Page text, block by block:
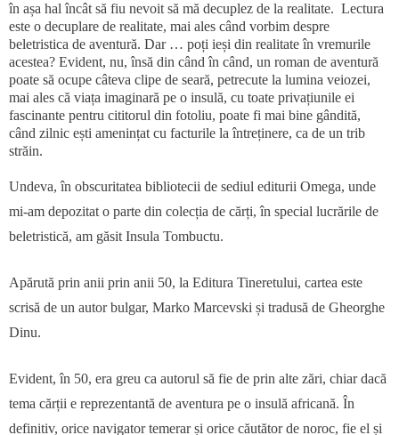
în așa hal încât să fiu nevoit să mă decuplez de la realitate. Lectura
este o decuplare de realitate, mai ales când vorbim despre
beletristica de aventură. Dar … poți ieși din realitate în vremurile
acestea? Evident, nu, însă din când în când, un roman de aventură
poate să ocupe câteva clipe de seară, petrecute la lumina veiozei,
mai ales că viața imaginară pe o insulă, cu toate privațiunile ei
fascinante pentru cititorul din fotoliu, poate fi mai bine gândită,
când zilnic ești amenințat cu facturile la întreținere, ca de un trib
străin.
Undeva, în obscuritatea bibliotecii de sediul editurii Omega, unde
mi-am depozitat o parte din colecția de cărți, în special lucrările de
beletristică, am găsit Insula Tombuctu.
Apărută prin anii prin anii 50, la Editura Tineretului, cartea este
scrisă de un autor bulgar, Marko Marcevski și tradusă de Gheorghe
Dinu.
Evident, în 50, era greu ca autorul să fie de prin alte zări, chiar dacă
tema cărții e reprezentantă de aventura pe o insulă africană. În
definitiv, orice navigator temerar și orice căutător de noroc, fie el și